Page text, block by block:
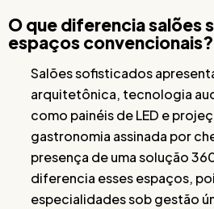
O que diferencia salões
espaços convencionais?
Salões sofisticados
arquitetônica, tecnologia
como painéis de LED e
gastronomia assinada por
presença de uma solução
diferencia esses espaços,
especialidades sob gestão